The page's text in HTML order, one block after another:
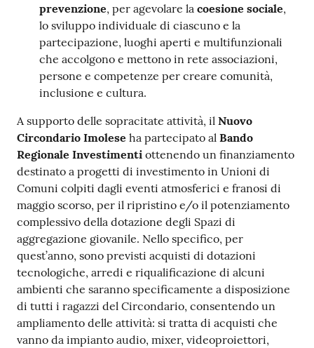
prevenzione, per agevolare la coesione sociale,
lo sviluppo individuale di ciascuno e la
partecipazione, luoghi aperti e multifunzionali
che accolgono e mettono in rete associazioni,
persone e competenze per creare comunità,
inclusione e cultura.
A supporto delle sopracitate attività, il Nuovo
Circondario Imolese ha partecipato al Bando
Regionale Investimenti ottenendo un finanziamento
destinato a progetti di investimento in Unioni di
Comuni colpiti dagli eventi atmosferici e franosi di
maggio scorso, per il ripristino e/o il potenziamento
complessivo della dotazione degli Spazi di
aggregazione giovanile. Nello specifico, per
quest’anno, sono previsti acquisti di dotazioni
tecnologiche, arredi e riqualificazione di alcuni
ambienti che saranno specificamente a disposizione
di tutti i ragazzi del Circondario, consentendo un
ampliamento delle attività: si tratta di acquisti che
vanno da impianto audio, mixer, videoproiettori,